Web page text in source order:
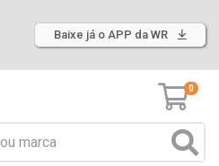
Baixe já o APP da WR
0